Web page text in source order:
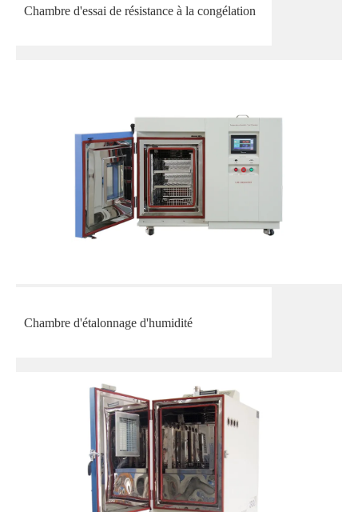
Chambre d'essai de résistance à la congélation
Chambre d'étalonnage d'humidité